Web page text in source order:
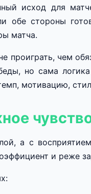
исход для
стороны
матча.
чем
но сама
мотивацию,
а с
и реже